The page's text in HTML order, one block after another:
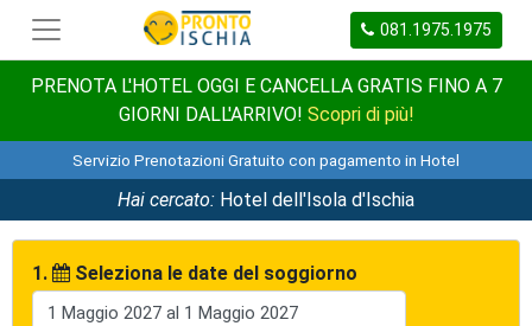
081.1975.1975
PRENOTA L'HOTEL OGGI E CANCELLA GRATIS FINO A 7
GIORNI DALL'ARRIVO! Scopri di più!
Servizio Prenotazioni Gratuito con pagamento in Hotel
Hai cercato: Hotel dell'Isola d'Ischia
1. Seleziona le date del soggiorno